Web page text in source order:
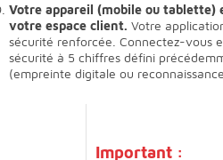
Votre appareil (mobile ou tablette)
votre espace client. Votre
sécurité renforcée. Connectez-vous
sécurité à 5 chiffres défini
(empreinte digitale ou
Important :